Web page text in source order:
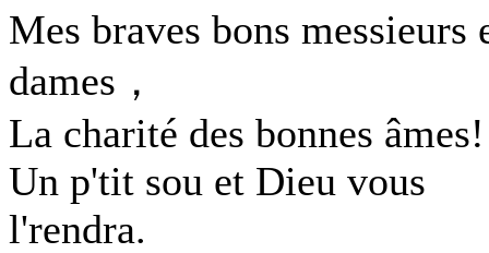
Mes braves bons messieurs
dames，
La charité des bonnes âmes!
Un p'tit sou et Dieu vous
l'rendra.